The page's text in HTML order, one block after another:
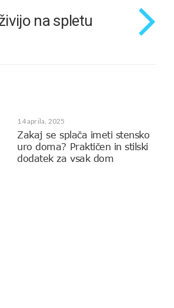
na spletu
14 aprila, 2025
Zakaj se splača imeti stensko
uro doma? Praktičen in stilski
dodatek za vsak dom